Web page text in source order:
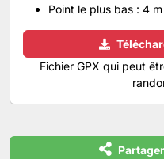
Point le plus bas : 4 m
Fichier GPX qui peut